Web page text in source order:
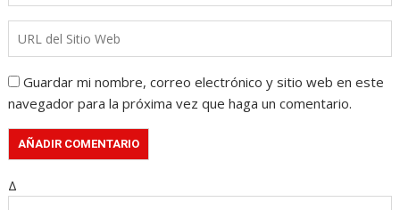
Guardar mi nombre, correo electrónico y sitio web en este
navegador para la próxima vez que haga un comentario.
Δ